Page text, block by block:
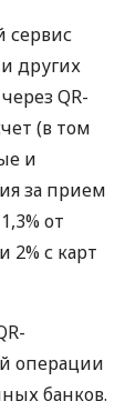
сервис
других
QR-
(в том
и
за прием
от
2% с карт
операции
банков.